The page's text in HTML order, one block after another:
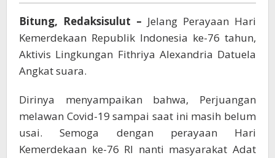
Sampaikan
Hal
Ini
Bitung, Redaksisulut – Jelang Perayaan Hari
Kemerdekaan Republik Indonesia ke-76 tahun,
Aktivis Lingkungan Fithriya Alexandria Datuela
Angkat suara.
Dirinya menyampaikan bahwa, Perjuangan
melawan Covid-19 sampai saat ini masih belum
usai. Semoga dengan perayaan Hari
Kemerdekaan ke-76 RI nanti masyarakat Adat